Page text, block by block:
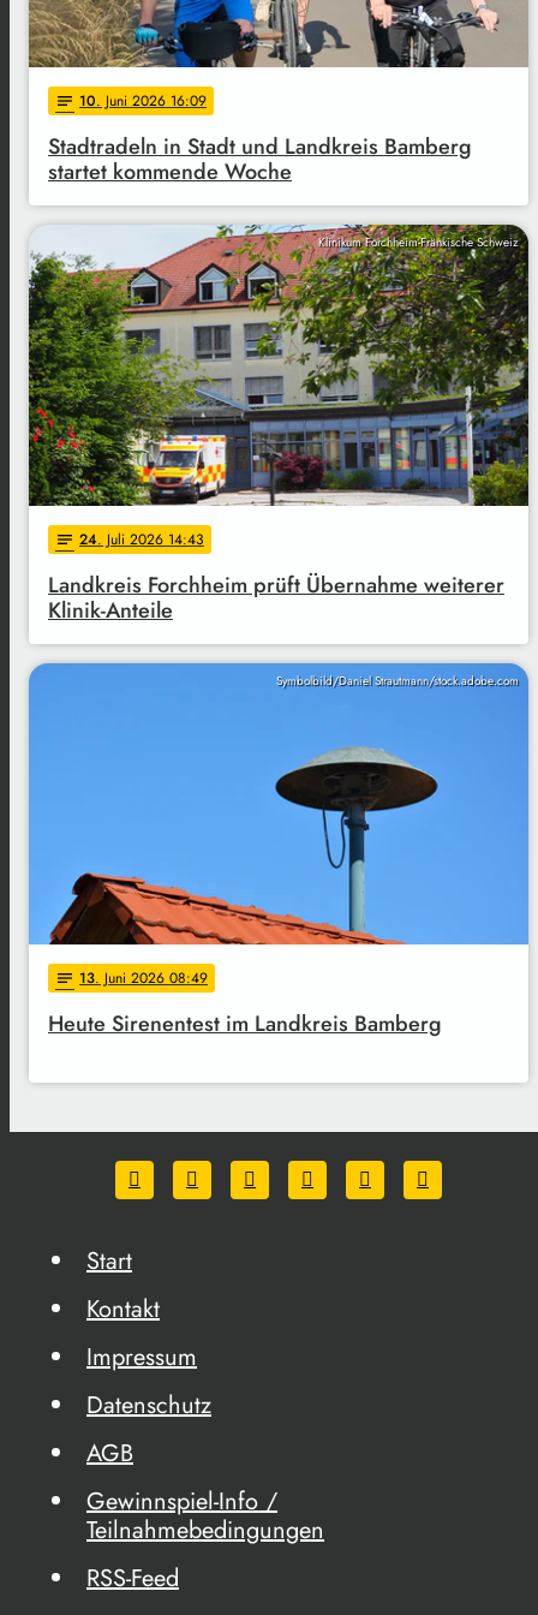
notes 10. Juni 2026 16:09
Stadtradeln in Stadt und Landkreis Bamberg
startet kommende Woche
Klinikum Forchheim-Fränkische Schweiz
notes 24. Juli 2026 14:43
Landkreis Forchheim prüft Übernahme weiterer
Klinik-Anteile
Symbolbild/Daniel Strautmann/stock.adobe.com
notes 13. Juni 2026 08:49
Heute Sirenentest im Landkreis Bamberg
Start
Kontakt
Impressum
Datenschutz
AGB
Gewinnspiel-Info /
Teilnahmebedingungen
RSS-Feed